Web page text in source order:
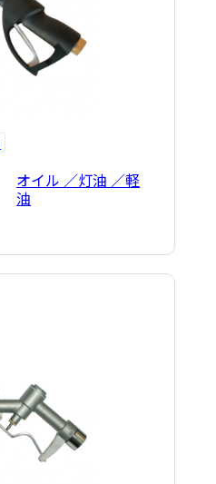
オイル ／灯油 ／軽
油